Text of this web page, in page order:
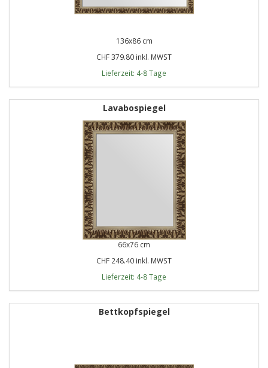
136x86 cm
CHF 379.80 inkl. MWST
Lieferzeit: 4-8 Tage
Lavabospiegel
66x76 cm
CHF 248.40 inkl. MWST
Lieferzeit: 4-8 Tage
Bettkopfspiegel